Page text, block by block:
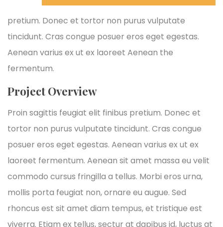
pretium. Donec et tortor non purus vulputate
tincidunt. Cras congue posuer eros eget egestas.
Aenean varius ex ut ex laoreet Aenean the
fermentum.
Project Overview
Proin sagittis feugiat elit finibus pretium. Donec et
tortor non purus vulputate tincidunt. Cras congue
posuer eros eget egestas. Aenean varius ex ut ex
laoreet fermentum. Aenean sit amet massa eu velit
commodo cursus fringilla a tellus. Morbi eros urna,
mollis porta feugiat non, ornare eu augue. Sed
rhoncus est sit amet diam tempus, et tristique est
viverra. Etiam ex tellus, sectur at dapibus id, luctus at